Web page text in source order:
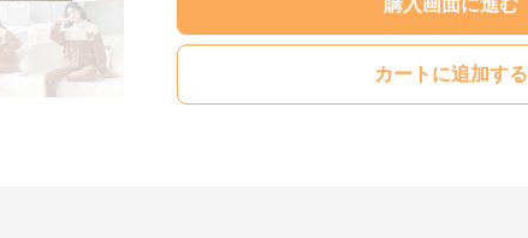
購入画面に進む
カートに追加する